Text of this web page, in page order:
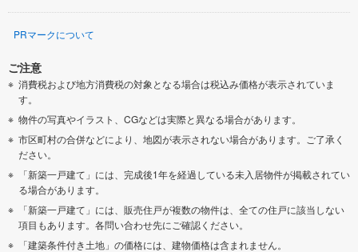
PRマークについて
ご注意
消費税および地方消費税の対象となる場合は税込み価格が表示されていま
す。
物件の写真やイラスト、CGなどは実際と異なる場合があります。
市区町村の合併などにより、地図が表示されない場合があります。ご了承く
ださい。
「新築一戸建て」には、完成後1年を経過している未入居物件が掲載されてい
る場合があります。
「新築一戸建て」には、販売住戸が複数の物件は、全ての住戸に該当しない
項目もあります。各問い合わせ先にご確認ください。
「建築条件付き土地」の価格には、建物価格は含まれません。